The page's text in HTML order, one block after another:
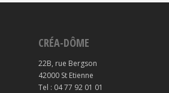
CRÉA-DÔME
22B, rue Bergson
42000 St Etienne
Tel : 04 77 92 01 01